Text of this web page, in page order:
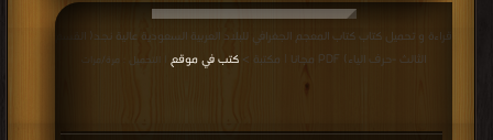
قراءة و تحميل كتاب كتاب المعجم الجغرافي للبلاد العربية السعودية عالية نجد( القسم
الثالث -حرف الياء) PDF مجانا | مكتبة >
كتب في موقع | التحميل : مرة/مرات